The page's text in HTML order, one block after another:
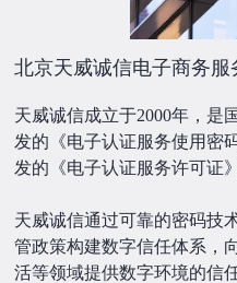
北京天威诚信电子商务服
天威诚信成立于2000年，是
发的《电子认证服务使用密
发的《电子认证服务许可证
天威诚信通过可靠的密码技
管政策构建数字信任体系，
活等领域提供数字环境的信